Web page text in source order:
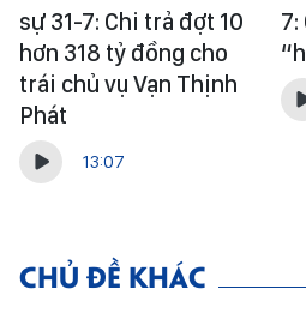
sự 31-7: Chi trả đợt 10
hơn 318 tỷ đồng cho
trái chủ vụ Vạn Thịnh
Phát
13:07
7:
CHỦ ĐỀ KHÁC